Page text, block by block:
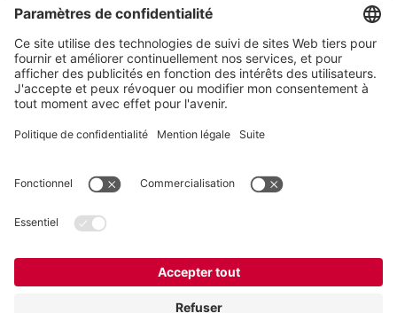
VOGELSANG BELGIUM N.V.
Slingerstraat 50
8820 Torhout
Belgique
Téléphone:+32 51 81 96 40